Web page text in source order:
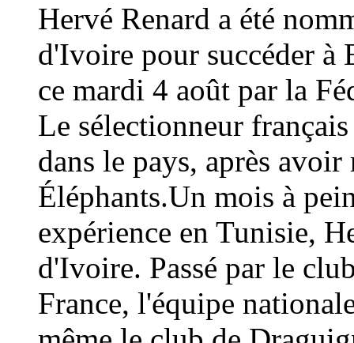
Hervé Renard a été
d'Ivoire pour succéder à
ce mardi 4 août par la
Le sélectionneur
dans le pays, après
Éléphants.Un mois à
expérience en Tunisie,
d'Ivoire. Passé par le
France, l'équipe